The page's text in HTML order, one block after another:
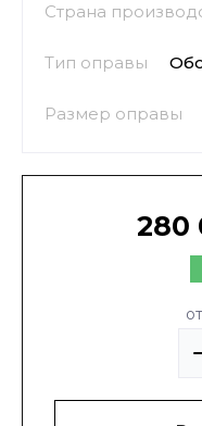
Страна
Тип оправы
Размер оправы
280